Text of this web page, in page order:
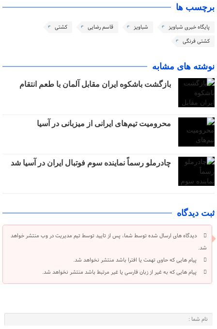
برچسب ها
پایگاه خبری شباویز شباویز قاسم رضایی
کشتی
کشتی فرنگی
نوشته های مشابه
بازگشت باشکوه ایران مقابل آلمان با طعم انتقام
محرومیت تیم‌های ایرانی از میزبانی در آسیا
چادرملو رسماً نماینده سوم فوتبال ایران در آسیا شد
ثبت دیدگاه
دیدگاه های ارسال شده توسط شما، پس از تایید توسط تیم مدیریت در وب منتشر خواهد
شد.
پیام هایی که حاوی تهمت یا افترا باشد منتشر نخواهد شد.
پیام هایی که به غیر از زبان فارسی یا غیر مرتبط باشد منتشر نخواهد شد.